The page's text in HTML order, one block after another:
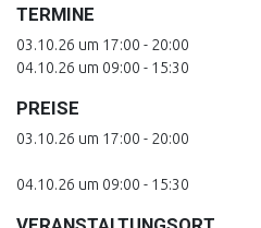
TERMINE
03.10.26 um 17:00 - 20:00
04.10.26 um 09:00 - 15:30
PREISE
03.10.26 um 17:00 - 20:00
04.10.26 um 09:00 - 15:30